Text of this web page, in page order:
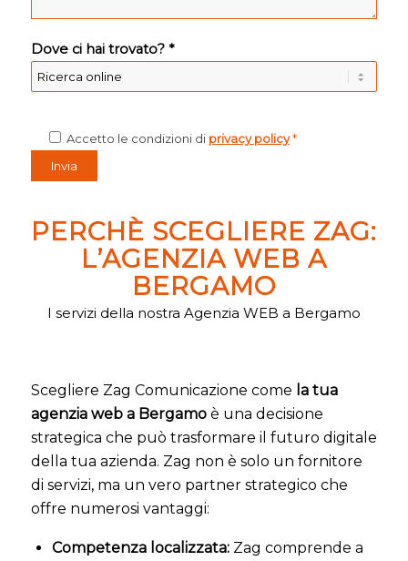
Dove ci hai trovato? *
Accetto le condizioni di privacy policy *
PERCHÈ SCEGLIERE ZAG:
L’AGENZIA WEB A
BERGAMO
I servizi della nostra Agenzia WEB a Bergamo
Scegliere Zag Comunicazione come la tua
agenzia web a Bergamoè una decisione
strategica che può trasformare il futuro digitale
della tua azienda. Zag non è solo un fornitore
di servizi, ma un vero partner strategico che
offre numerosi vantaggi:
Competenza localizzata:Zag comprende a